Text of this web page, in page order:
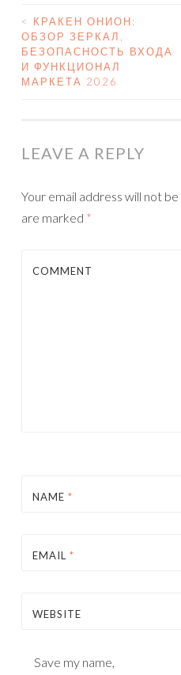
POST
<
КРАКЕН ОНИОН:
ОБЗОР ЗЕРКАЛ,
БЕЗОПАСНОСТЬ ВХОДА
И ФУНКЦИОНАЛ
МАРКЕТА 2026
LEAVE A REPLY
Your email address will not
are marked *
COMMENT
NAME *
EMAIL *
WEBSITE
Save my name,